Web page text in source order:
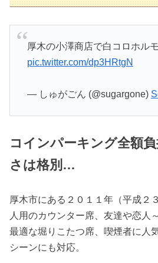
厚木の小澤商店で白コロホル
pic.twitter.com/dp3HRtgN
— しゅがごん (@sugargone)
コインパーキング全額
さは格別…
厚木市にある２０１１年（平成２
人用のカウンター席、友達や恋人
最適な堀りこたつ席、喫煙者に人
シーンにも対応。